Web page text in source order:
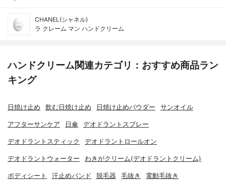
CHANEL(シャネル)
ラ クレーム マン ハンドクリーム
ハンドクリーム関連カテゴリ：おすすめ商品ラン
キング
日焼け止め 飲む日焼け止め 日焼け止めパウダー サンオイル
アフターサンケア 日傘 デオドラントスプレー
デオドラントスティック デオドラントロールオン
デオドラントウォーター わきがクリーム(デオドラントクリーム)
ボディシート 汗止めバンド 脱毛器 毛抜き 電動毛抜き